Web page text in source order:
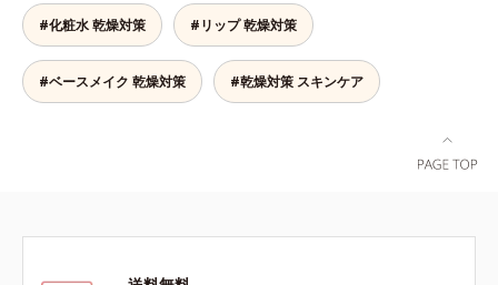
から贅沢保湿。肌に素早くなじみ、
ここちよく肌を整えます。無油分だ
からこそ実現できたべたつかない使
いごこちで、つけた瞬間から、うる
おいとハリ感のある肌へ。目元はも
#化粧水 乾燥対策 #リップ 乾燥対策
#ベースメイク 乾燥対策 #乾燥対策 スキンケア